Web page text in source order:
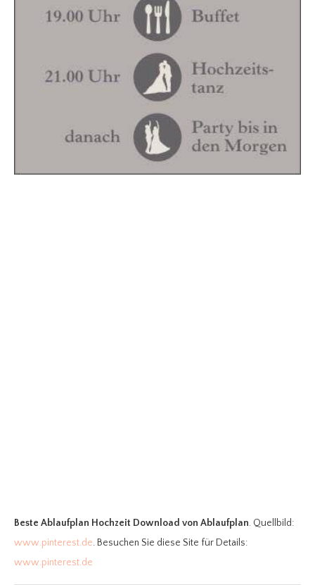
Beste Ablaufplan Hochzeit Download von Ablaufplan. Quellbild:
www.pinterest.de. Besuchen Sie diese Site für Details:
www.pinterest.de